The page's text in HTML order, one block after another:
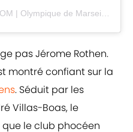
OM | Olympique de Marseille
pas Jérome Rothen.
montré confiant sur la
. Séduit par les
Villas-Boas, le
le club phocéen